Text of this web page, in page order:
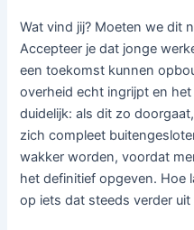
Wat vind jij? Moeten we dit
Accepteer je dat jonge
een toekomst kunnen
overheid echt ingrijpt en
duidelijk: als dit zo
zich compleet
wakker worden, voordat
het definitief opgeven. Hoe
op iets dat steeds verder uit